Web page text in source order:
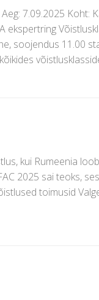
7.09.2025 Koht:
ekspertring
soojendus 11.00
kui Rumeenia
2025 sai teoks,
toimusid